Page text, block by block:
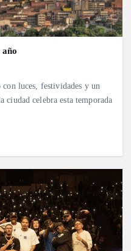
luces, festividades y un
ciudad celebra esta temporada